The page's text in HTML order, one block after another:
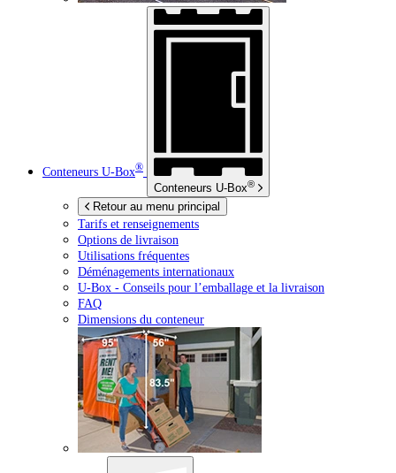
Conteneurs U-Box®
Conteneurs U-Box®
Retour au menu principal
Tarifs et renseignements
Options de livraison
Utilisations fréquentes
Déménagements internationaux
U-Box - Conseils pour l’emballage et la livraison
FAQ
Dimensions du conteneur